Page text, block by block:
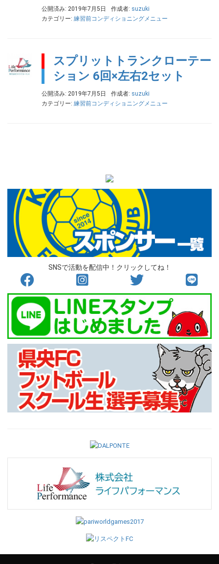
公開済み: 2019年7月5日 作成者: suzuki
カテゴリー: 練習前コンディショニングメニュー
スプリットトランクローテー
ション 6回×左右2セット
公開済み: 2019年7月5日 作成者: suzuki
カテゴリー: 練習前コンディショニングメニュー
SNSで活動を配信中！クリックしてね！